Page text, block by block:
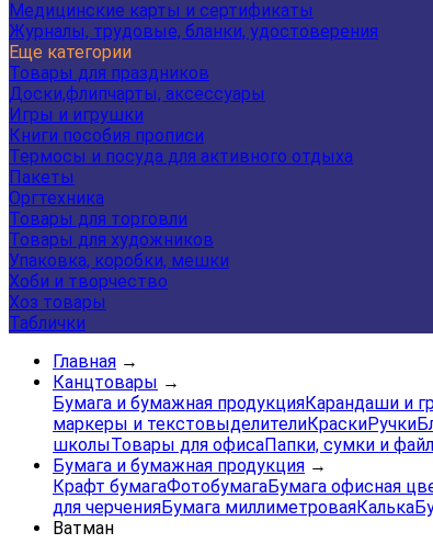
Медицинские карты и сертификаты
Журналы, трудовые, бланки, удостоверения
Еще категории
Товары для праздников
Доски,флипчарты, аксессуары
Игры и игрушки
Книги пособия прописи
Термосы и посуда для активного отдыха
Пакеты
Оргтехника
Товары для торговли
Товары для художников
Упаковка, коробки, мешки
Хоби и творчество
Хоз товары
Таблички
Главная →
Канцтовары →
Бумага и бумажная продукцияКарандаши и
маркеры и текстовыделителиКраскиРучки
школыТовары для офисаПапки, сумки и
Бумага и бумажная продукция →
Крафт бумагаФотобумагаБумага офисная
для черченияБумага миллиметроваяКалька
Ватман